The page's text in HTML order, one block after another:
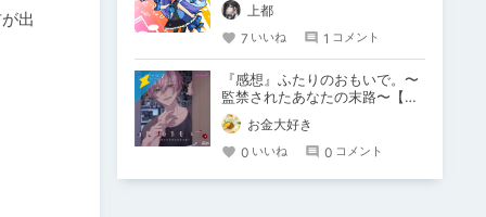
出
上都
7 いいね 1 コメント
『感想』ふたりのおもいで。〜
監禁されたあなたの末路〜【が
るまに限定特典付き】
お金大好き
0 いいね 0 コメント